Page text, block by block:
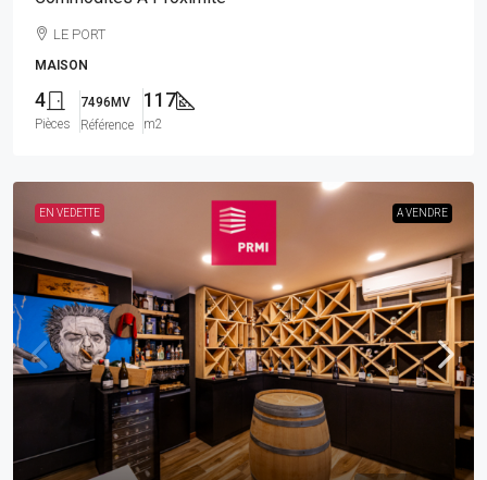
LE PORT
MAISON
4
Pièces
7496MV
Référence
117
m2
EN VEDETTE A VENDRE